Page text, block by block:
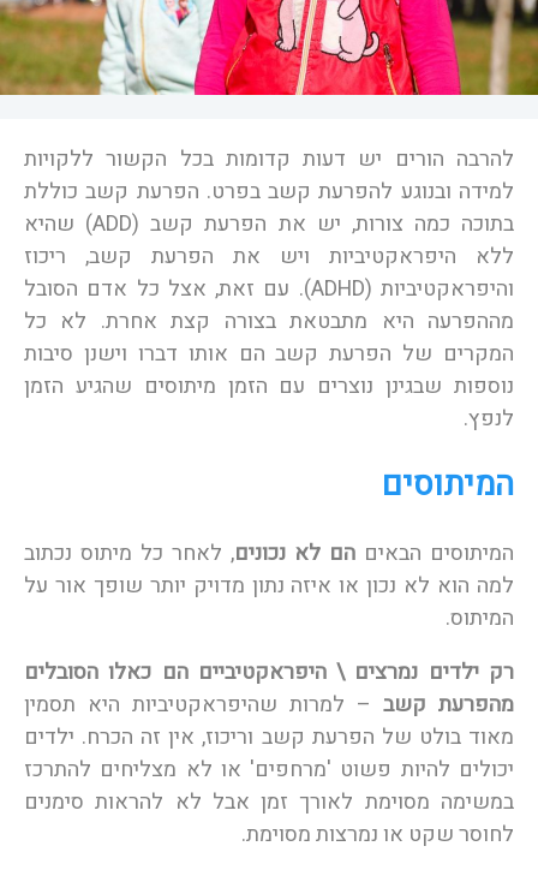
להרבה הורים יש דעות קדומות בכל הקשור ללקויות
למידה ובנוגע להפרעת קשב בפרט. הפרעת קשב כוללת
בתוכה כמה צורות, יש את הפרעת קשב (ADD) שהיא
ללא היפראקטיביות ויש את הפרעת קשב, ריכוז
והיפראקטיביות (ADHD). עם זאת, אצל כל אדם הסובל
מההפרעה היא מתבטאת בצורה קצת אחרת. לא כל
המקרים של הפרעת קשב הם אותו דברו וישנן סיבות
נוספות שבגינן נוצרים עם הזמן מיתוסים שהגיע הזמן
לנפץ.
המיתוסים
המיתוסים הבאים הם לא נכונים, לאחר כל מיתוס נכתוב
למה הוא לא נכון או איזה נתון מדויק יותר שופך אור על
המיתוס.
רק ילדים נמרצים \ היפראקטיביים הם כאלו הסובלים
מהפרעת קשב – למרות שהיפראקטיביות היא תסמין
מאוד בולט של הפרעת קשב וריכוז, אין זה הכרח. ילדים
יכולים להיות פשוט 'מרחפים' או לא מצליחים להתרכז
במשימה מסוימת לאורך זמן אבל לא להראות סימנים
לחוסר שקט או נמרצות מסוימת.